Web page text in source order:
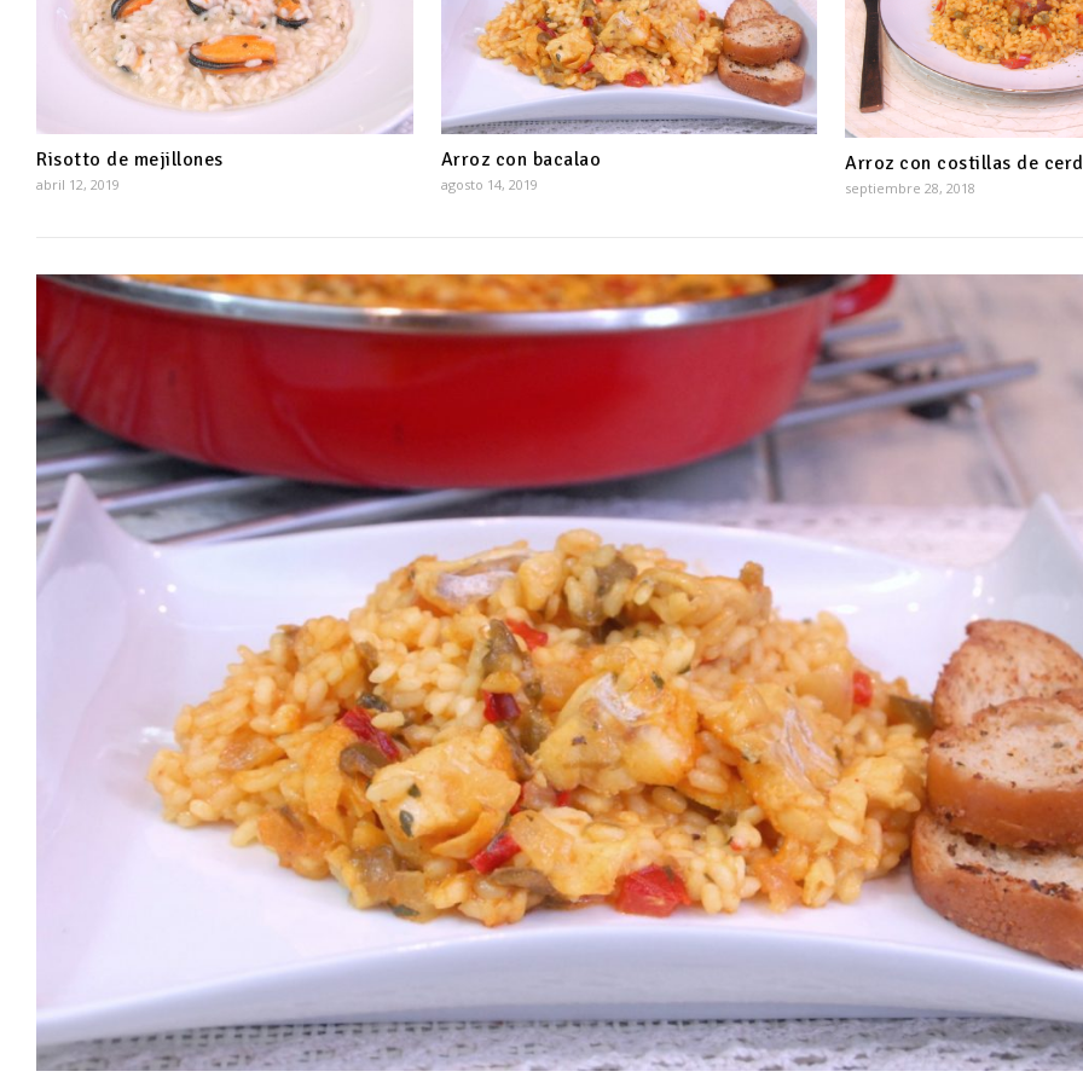
Risotto de mejillones
abril 12, 2019
Arroz con bacalao
agosto 14, 2019
Arroz con costillas de
septiembre 28, 2018